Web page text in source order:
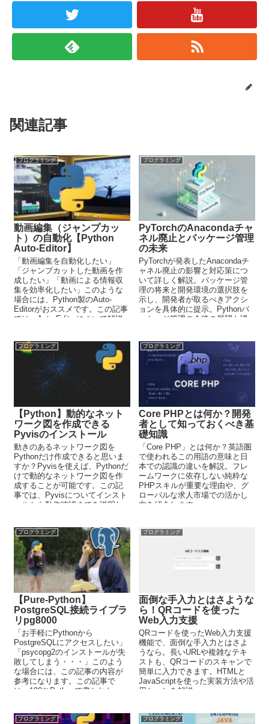
関連記事
プログラミング
動画編集（ジャンプカッ
ト）の自動化【Python
Auto-Editor】
「動画編集を自動化したい」
「ジャンプカットした動画を作
成したい」「動画による情報収
集を効率化したい」このような
場合には、Python製のAuto-
Editorがおススメです。この記事
では、Auto-Editorについて解説
プログラミング
PyTorchのAnacondaチャ
ネル廃止とパッケージ管理
の未来
PyTorchが発表したAnacondaチ
ャネル廃止の影響と対応策につ
いて詳しく解説。パッケージ管
理の将来と開発環境の選択肢を
示し、開発者が取るべきアクシ
ョンを具体的に提示。Pythonパ
ッケージ管理の今後の展望も議
プログラミング
【Python】動的なネット
ワーク図を作成できる
Pyvisのインストール
動きのあるネットワーク図を
Pythonだけ作成できると思いま
すか？Pyvisを使えば、Pythonだ
けで動的なネットワーク図を作
成することが可能です。この記
事では、Pyvisについてインスト
ールから動作確認までを説明し
プログラミング
Core PHPとは何か？開発
者として知っておくべき基
礎知識
「Core PHP」とは何か？英語圏
で使われるこの用語の意味と日
本での認識の違いを解説。フレ
ームワークに依存しない純粋な
PHPスキルが重要な理由や、グ
ローバルな求人市場での活かし
方を紹介します。
プログラミング
【Pure-Python】
PostgreSQL接続ライブラ
リpg8000
「お手軽にPythonから
PostgreSQLにアクセスしたい」
「psycopg2のインストールが失
敗してしまう・・・」このよう
な場合には、この記事の内容が
参考になります。この記事で
は、100％Pythonで書かれた
プログラミング
面倒な手入力とはさような
ら！QRコードを使った
Web入力支援
QRコードを使ったWeb入力支援
機能で、面倒な手入力とはさよ
うなら。長いURLや複雑なテキ
ストも、QRコードのスキャンで
簡単に入力できます。HTMLと
JavaScriptを使った実装方法や活
用シーンを解説。
プログラミング プログラミング